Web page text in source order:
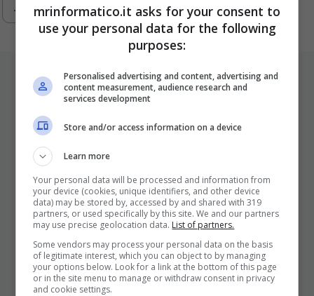
… 293 Next
ULTIMI ARTICOLI
I Pro E I Contro Di Una Nuova Moda
Che Punta A Cambiare Il Tabacco
Per Sempre
25 Novembre 2025
mrinformatico.it asks for your consent to
use your personal data for the following
purposes:
Personalised advertising and content, advertising and
content measurement, audience research and
services development
Store and/or access information on a device
Learn more
Your personal data will be processed and information from
your device (cookies, unique identifiers, and other device
data) may be stored by, accessed by and shared with 319
partners, or used specifically by this site. We and our partners
may use precise geolocation data. List of partners.
Some vendors may process your personal data on the basis
of legitimate interest, which you can object to by managing
your options below. Look for a link at the bottom of this page
or in the site menu to manage or withdraw consent in privacy
and cookie settings.